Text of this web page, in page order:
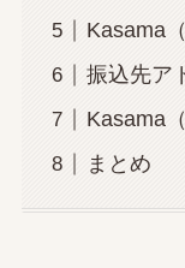
Kasama
振込先ア
Kasama
まとめ